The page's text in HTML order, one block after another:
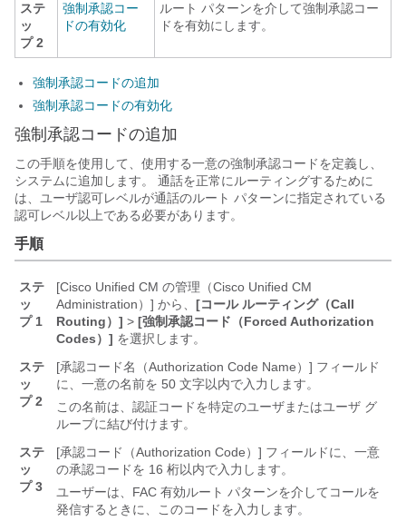
ステ
ッ
プ 2
強制承認コー
ドの有効化
ルート パターンを介して強制承認コー
ドを有効にします。
強制承認コードの追加
強制承認コードの有効化
強制承認コードの追加
この手順を使用して、使用する一意の強制承認コードを定義し、
システムに追加します。 通話を正常にルーティングするために
は、ユーザ認可レベルが通話のルート パターンに指定されている
認可レベル以上である必要があります。
手順
ステ
ッ
プ 1
[Cisco Unified CM の管理（Cisco Unified CM
Administration）] から、 [コール ルーティング（Call
Routing）] > [強制承認コード（Forced Authorization
Codes）] を選択します。
ステ
ッ
プ 2
[承認コード名（Authorization Code Name）] フィールド
に、一意の名前を 50 文字以内で入力します。
この名前は、認証コードを特定のユーザまたはユーザ グ
ループに結び付けます。
ステ
ッ
プ 3
[承認コード（Authorization Code）] フィールドに、一意
の承認コードを 16 桁以内で入力します。
ユーザーは、FAC 有効ルート パターンを介してコールを
発信するときに、このコードを入力します。